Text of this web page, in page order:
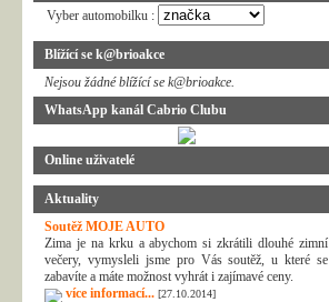
Vyber automobilku :
Blížící se k@brioakce
Nejsou žádné blížící se k@brioakce.
WhatsApp kanál Cabrio Clubu
Online uživatelé
Aktuality
Soutěž MOJE AUTO
Zima je na krku a abychom si zkrátili dlouhé zimní
večery, vymysleli jsme pro Vás soutěž, u které se
zabavíte a máte možnost vyhrát i zajímavé ceny.
více informací... [27.10.2014]